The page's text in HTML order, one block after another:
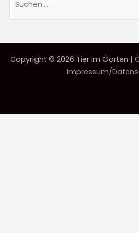
Copyright © 2026 Tier im Garten |
Impressum/